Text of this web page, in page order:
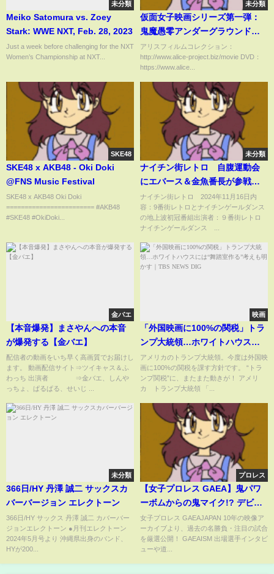
未分類
Meiko Satomura vs. Zoey
Stark: WWE NXT, Feb. 28, 2023
Just a week before challenging for the NXT
Women’s Championship at NXT...
未分類
仮面女子映画シリーズ第一弾：
鬼魔愚零アンダーグラウンド特
報CMパート2
アリスフィルムコレクション：
http://www.alice-project.biz/movie DVD：
https://www.alice...
SKE48
SKE48 x AKB48 - Oki Doki
@FNS Music Festival
SKE48 x AKB48 Oki Doki
======================== #AKB48
#SKE48 #OkiDoki...
未分類
ナイチン街レトロ 自腹運動会
にエバース＆金魚番長が参戦
11月16日
ナイチン街レトロ 2024年11月16日内
容：9番街レトロとナイチンゲールダンス
の地上波初冠番組出演者：９番街レトロ
ナイチンゲールダンス ...
金バエ
【本音爆発】まさやんへの本音
が爆発する【金バエ】
配信者の動画をいち早く高画質でお届けし
ます。 動画配信サイト⇒ツイキャス＆ふ
わっち 出演者 ⇒金バエ、しんや
っちょ、ぱるぱる、せいじ ...
映画
「外国映画に100%の関税」トラ
ンプ大統領…ホワイトハウスに
は“舞踏室作る”考えも明かす｜
TBS NEWS DIG
アメリカのトランプ大統領。今度は外国映
画に100%の関税を課す方針です。 “トラ
ンプ関税”に、またまた動きが！ アメリ
カ トランプ大統領 「...
未分類
366日/HY 丹澤 誠二 サックスカ
バーバージョン エレクトーン
366日/HY サックス 丹澤 誠二 カバーバー
ジョンエレクトーン ●月刊エレクトーン
2024年5月号より 沖縄県出身のバンド、
HYが200...
プロレス
【女子プロレス GAEA】鬼パワ
ーボムからの鬼マイク!? デビル
雅美 vs 広田紗久良 1997年1月
19日 後楽園ホール
女子プロレス GAEAJAPAN 10年の映像ア
ーカイブより、過去の名勝負・注目の試合
を厳選公開！ GAEAISM 出場選手インタビ
ューや道...